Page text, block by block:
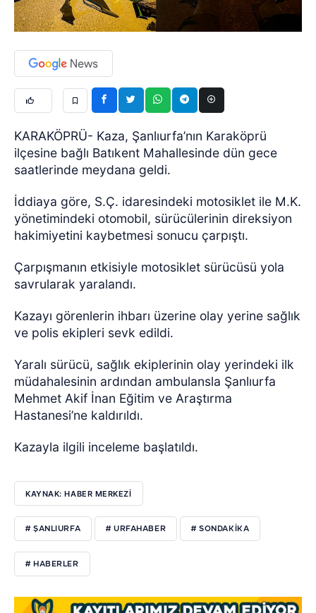
KARAKÖPRÜ- Kaza, Şanlıurfa’nın Karaköprü
ilçesine bağlı Batıkent Mahallesinde dün gece
saatlerinde meydana geldi.
İddiaya göre, S.Ç. idaresindeki motosiklet ile M.K.
yönetimindeki otomobil, sürücülerinin direksiyon
hakimiyetini kaybetmesi sonucu çarpıştı.
Çarpışmanın etkisiyle motosiklet sürücüsü yola
savrularak yaralandı.
Kazayı görenlerin ihbarı üzerine olay yerine sağlık
ve polis ekipleri sevk edildi.
Yaralı sürücü, sağlık ekiplerinin olay yerindeki ilk
müdahalesinin ardından ambulansla Şanlıurfa
Mehmet Akif İnan Eğitim ve Araştırma
Hastanesi’ne kaldırıldı.
Kazayla ilgili inceleme başlatıldı.
KAYNAK: HABER MERKEZI
# ŞANLIURFA # URFAHABER # SONDAKIKA
# HABERLER